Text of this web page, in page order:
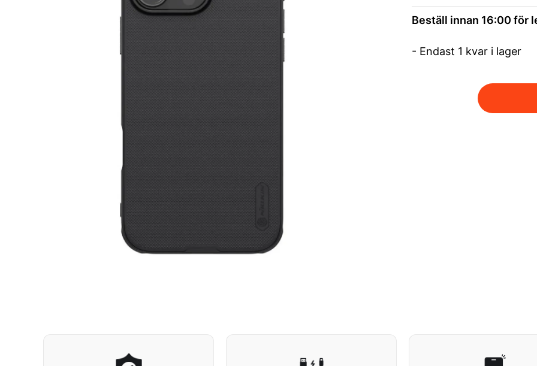
Beställ innan 16:00 för
- Endast 1 kvar i lager